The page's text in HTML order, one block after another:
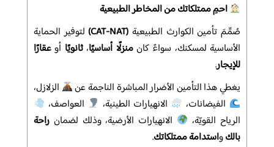
احمِ ممتلكاتك من المخاطر الطبيعية
صُمِّمَ تأمين الكوارث الطبيعية (CAT-NAT)
لتوفير الحماية
الأساسية لمسكنك، سواءً كانمنزلًا أساسيًا،ثانويًا أوعقارًا
للإيجار.
يغطي هذا التأمين الأضرار المباشرة الناجمة عن
الزلازل،
الفيضانات،
الانهيارات الطينية،
العواصف،
الرياح القويّة،
الانهيارات الأرضية، وذلك لضمان راحة
بالكواستدامة ممتلكاتك.